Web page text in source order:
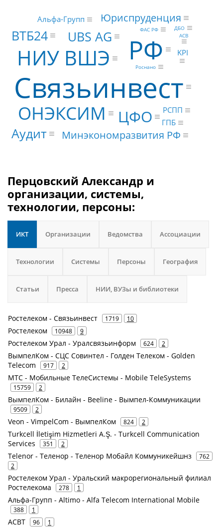
Связьинвест
РФ
НИУ ВШЭ
ОНЭКСИМ ЦФО
UBS AG
ВТБ24
Аудит Минэкономразвития РФ
Юриспруденция
ГПБ
Альфа-Групп
РСПП
KPI
АСВ
ФАС РФ
Роснано
ДБО
Перцовский Александр и
организации, системы,
технологии, персоны:
ИКТ Организации Ведомства Ассоциации
Технологии Системы Персоны География
Статьи Пресса НИИ, ВУЗы и библиотеки
Ростелеком - Связьинвест 1719 10
Ростелеком 10948 9
Ростелеком Урал - Уралсвязьинформ 624 2
ВымпелКом - СЦС Совинтел - Голден Телеком - Golden
Telecom
917 2
МТС - Мобильные ТелеСистемы - Mobile TeleSystems
15759 2
ВымпелКом - Билайн - Beeline - Вымпел-Коммуникации
9509 2
Veon - VimpelCom - ВымпелКом 824 2
Turkcell İletişim Hizmetleri A.Ş. - Turkcell Communication
Services
351 2
Telenor - Теленор - Теленор Мобайл Коммуникейшнз
762
2
Ростелеком Урал - Уральский макрорегиональный филиал
Ростелекома
278 1
Альфа-Групп - Altimo - Alfa Telecom International Mobile
388 1
АСВТ 96 1